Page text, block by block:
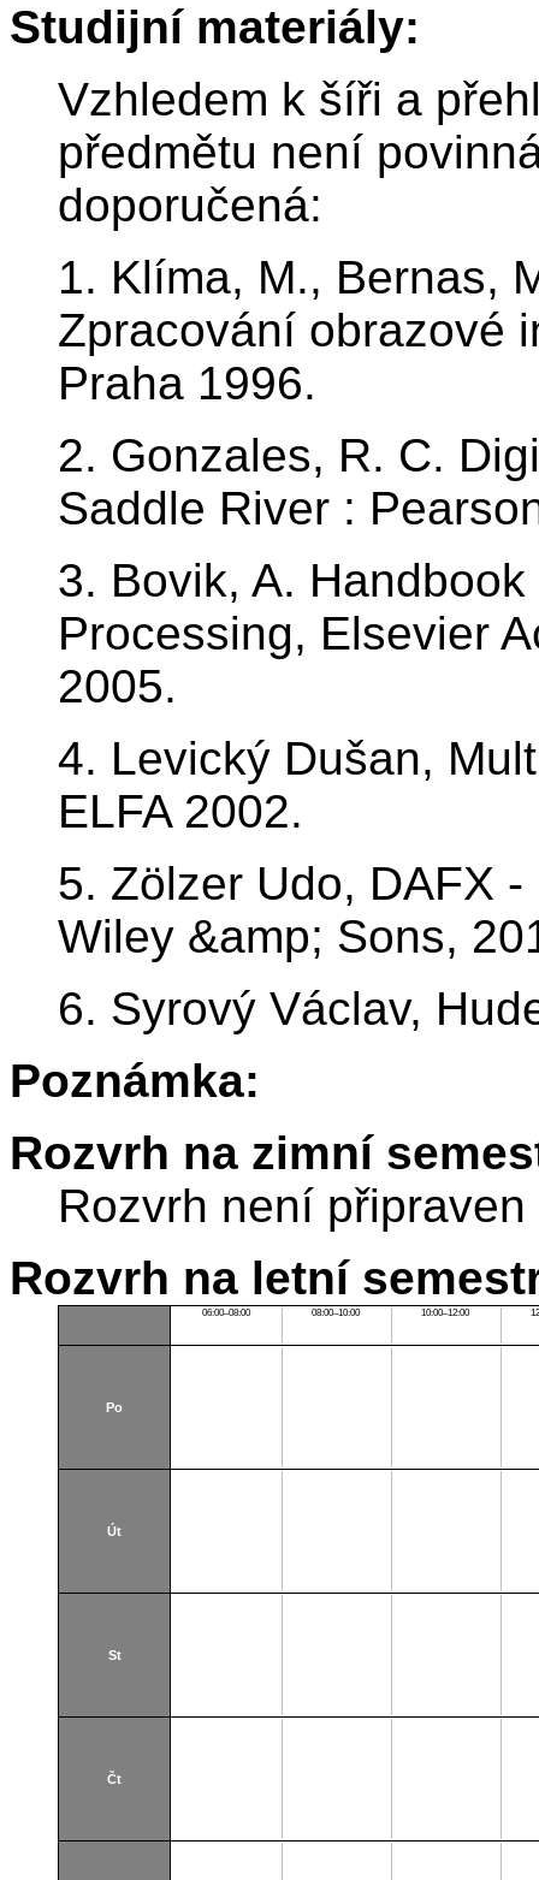
Studijní materiály:
Vzhledem k šíři a
předmětu není
doporučená:
1. Klíma, M., Bernas,
Zpracování obrazové
Praha 1996.
2. Gonzales, R. C.
Saddle River :
3. Bovik, A.
Processing, Elsevier
2005.
4. Levický Dušan,
ELFA 2002.
5. Zölzer Udo, DAFX
Wiley &amp; Sons,
6. Syrový Václav,
Poznámka:
Rozvrh na zimní
Rozvrh není připraven
Rozvrh na letní
06:00–08:00 08:00–10:00 10:00–12:00
Po
Út
St
Čt